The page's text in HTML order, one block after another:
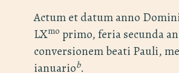
Actum et datum anno
LXmo primo, feria secunda
conversionem beati Pauli,
ianuariob.